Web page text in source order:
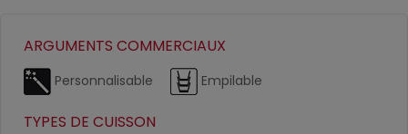
ARGUMENTS COMMERCIAUX
Personnalisable Empilable
TYPES DE CUISSON